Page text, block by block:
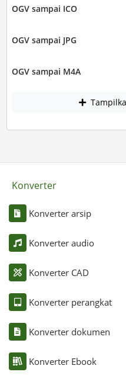
OGV sampai ICO
OGV sampai JPG
OGV sampai M4A
Konverter
Konverter arsip
Konverter audio
Konverter CAD
Konverter perangkat
Konverter dokumen
Konverter Ebook